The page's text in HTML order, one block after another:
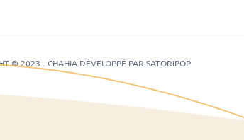
© 2023 - CHAHIA DÉVELOPPÉ PAR SATORIPOP